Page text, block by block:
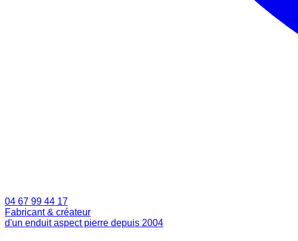
04 67 99 44 17
Fabricant & créateur
d'un enduit aspect pierre depuis 2004